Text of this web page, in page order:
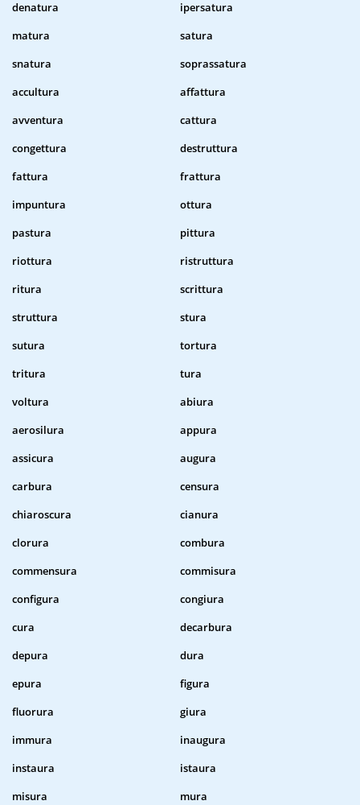
denatura
ipersatura
matura
satura
snatura
soprassatura
accultura
affattura
avventura
cattura
congettura
destruttura
fattura
frattura
impuntura
ottura
pastura
pittura
riottura
ristruttura
ritura
scrittura
struttura
stura
sutura
tortura
tritura
tura
voltura
abiura
aerosilura
appura
assicura
augura
carbura
censura
chiaroscura
cianura
clorura
combura
commensura
commisura
configura
congiura
cura
decarbura
depura
dura
epura
figura
fluorura
giura
immura
inaugura
instaura
istaura
misura
mura